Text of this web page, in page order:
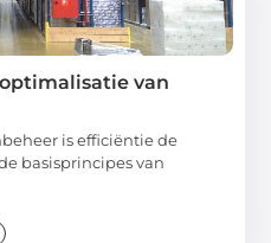
van
is efficiëntie de
basisprincipes van